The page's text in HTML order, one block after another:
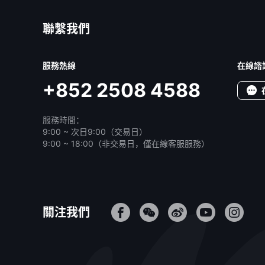
聯繫我們
服務熱線
+852 2508 4588
服務時間：
9:00 ~ 次日9:00（交易日）
9:00 ~ 18:00（非交易日，僅在線客服服務）
在線諮
關注我們